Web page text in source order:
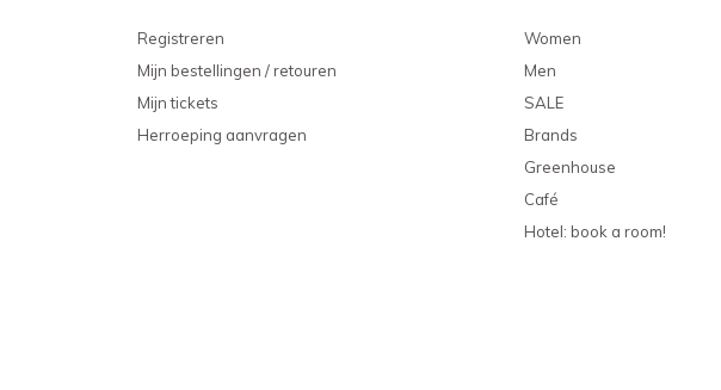
Registreren
Mijn bestellingen / retouren
Mijn tickets
Herroeping aanvragen
Women
Men
SALE
Brands
Greenhouse
Café
Hotel: book a room!